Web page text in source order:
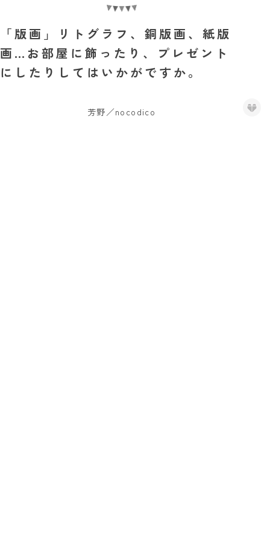
「版画」リトグラフ、銅版画、紙版
画…お部屋に飾ったり、プレゼント
にしたりしてはいかがですか。
芳野／nocodico